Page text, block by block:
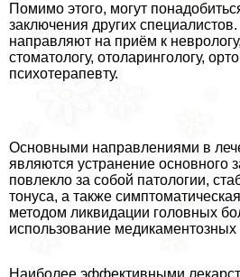
Помимо этого, могут
заключения других
направляют на приём к неврологу,
стоматологу, отоларингологу,
психотерапевту.
Основными направлениями в
являются устранение основного
повлекло за собой патологии,
тонуса, а также
методом ликвидации головных
использование медикаментозных